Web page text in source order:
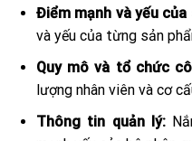
Điểm mạnh và yếu của
và yếu của từng sản
Quy mô và tổ chức
lượng nhân viên và cơ
Thông tin quản lý: